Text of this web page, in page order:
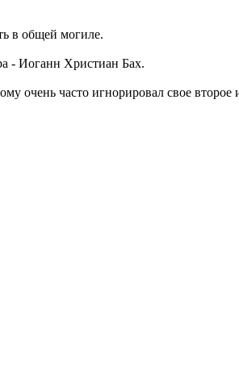
в общей могиле.
- Иоганн Христиан Бах.
очень часто игнорировал свое второе